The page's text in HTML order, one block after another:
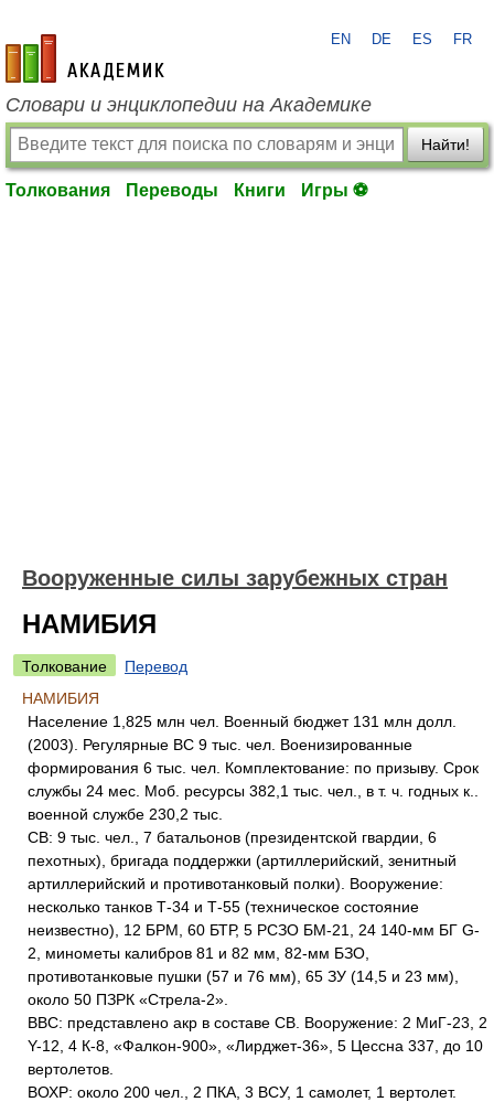
academic.ru
EN DE ES FR
Словари и энциклопедии на Академике
Найти!
Толкования Переводы Книги Игры ⚽
Вооруженные силы зарубежных стран
НАМИБИЯ
Толкование
Перевод
НАМИБИЯ
Население 1,825 млн чел. Военный бюджет 131 млн долл.
(2003). Регулярные ВС 9 тыс. чел. Военизированные
формирования 6 тыс. чел. Комплектование: по призыву. Срок
службы 24 мес. Моб. ресурсы 382,1 тыс. чел., в т. ч. годных к..
военной службе 230,2 тыс.
СВ: 9 тыс. чел., 7 батальонов (президентской гвардии, 6
пехотных), бригада поддержки (артиллерийский, зенитный
артиллерийский и противотанковый полки). Вооружение:
несколько танков Т-34 и Т-55 (техническое состояние
неизвестно), 12 БРМ, 60 БТР, 5 РСЗО БМ-21, 24 140-мм БГ G-
2, минометы калибров 81 и 82 мм, 82-мм БЗО,
противотанковые пушки (57 и 76 мм), 65 ЗУ (14,5 и 23 мм),
около 50 ПЗРК «Стрела-2».
ВВС: представлено акр в составе СВ. Вооружение: 2 МиГ-23, 2
Y-12, 4 К-8, «Фалкон-900», «Лирджет-36», 5 Цессна 337, до 10
вертолетов.
ВОХР: около 200 чел., 2 ПКА, 3 ВСУ, 1 самолет, 1 вертолет.